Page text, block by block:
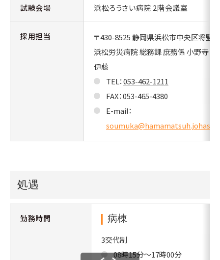
試験会場 浜松ろうさい病院 2階会議室
採用担当
〒430-8525 静岡県浜松市中央区将監
浜松労災病院 総務課 庶務係 小野寺 窪
伊藤
TEL：053-462-1211
FAX：053-465-4380
E-mail：
処遇
勤務時間 病棟
3交代制
08時15分～17時00分